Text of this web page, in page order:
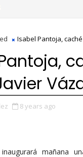
Isabel Pantoja,
8 years ago
mañana